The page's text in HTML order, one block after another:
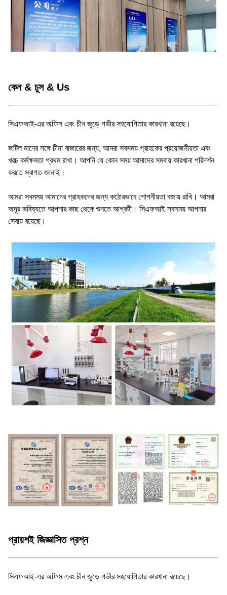
কেন & চুস & Us
সিএফআই-এর অফিস এবং চীন জুড়ে গভীর সহযোগিতার কারখানা রয়েছে।
জটিল মানের সঙ্গে চীনা বাজারের জন্য, আমরা সবসময় গ্রাহকের প্রয়োজনীয়তা এবং
খরচ কর্মক্ষমতা প্রথম রাখা। আপনি যে কোন সময় আমাদের সমবায় কারখানা পরিদর্শন
করতে স্বাগত জানাই।
আমরা সবসময় আমাদের গ্রাহকদের জন্য কঠোরভাবে গোপনীয়তা বজায় রাখি। আমরা
অদূর ভবিষ্যতে আপনার কাছ থেকে শুনতে আগ্রহী। সিএফআই সবসময় আপনার
সেবায় রয়েছে।
প্রায়শই জিজ্ঞাসিত প্রশ্ন
সিএফআই-এর অফিস এবং চীন জুড়ে গভীর সহযোগিতার কারখানা রয়েছে।